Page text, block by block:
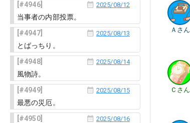
4946
2025/08/12
当事者の内部投票。
4947
2025/08/13
とばっちり。
4948
2025/08/14
風物詩。
4949
2025/08/15
最悪の災厄。
4950
2025/08/16
Ａさん
Ｃさん